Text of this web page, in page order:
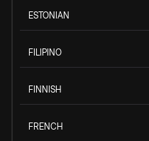
ESTONIAN
FILIPINO
FINNISH
FRENCH